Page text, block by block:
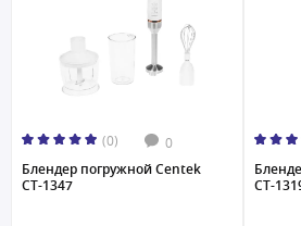
(0) 0
Блендер погружной Centek
CT-1347
CT-